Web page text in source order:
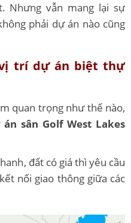
Nhưng vẫn mang lại sự
phải dự án nào cũng
trí dự án biệt thự
quan trọng như thế nào,
sân Golf West Lakes
đất có giá thì yêu cầu
nối giao thông giữa các